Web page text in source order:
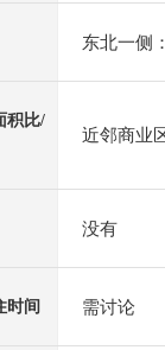
东北一侧
积比/
近邻商业
没有
时间 需讨论